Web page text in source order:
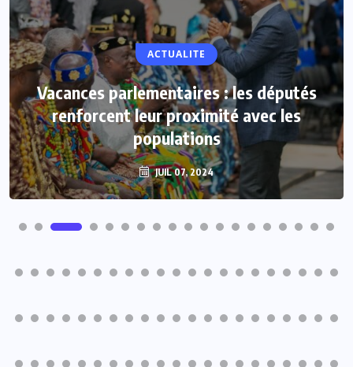
ACTUALITE
Vacances parlementaires : les députés
renforcent leur proximité avec les
populations
JUIL 07, 2024